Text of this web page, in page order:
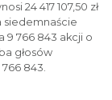
24 417 107,50 zł
siedemnaście
9 766 843 akcji o
głosów
843.